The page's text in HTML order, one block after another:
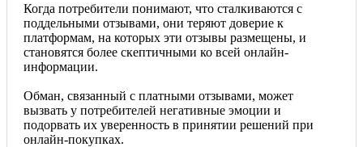
Когда потребители понимают, что сталкиваются с
поддельными отзывами, они теряют доверие к
платформам, на которых эти отзывы размещены, и
становятся более скептичными ко всей онлайн-
информации.
Обман, связанный с платными отзывами, может
вызвать у потребителей негативные эмоции и
подорвать их уверенность в принятии решений при
онлайн-покупках.